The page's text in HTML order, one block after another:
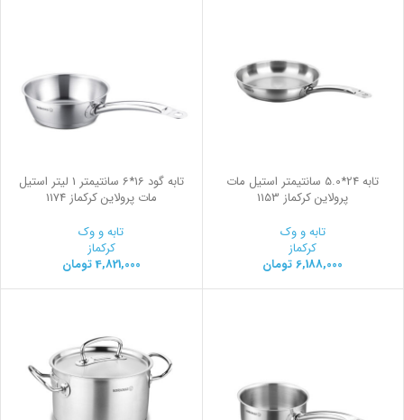
تابه 24*5.0 سانتیمتر استیل مات
پرولاین کرکماز 1153
تابه و وک
کرکماز
6,188,000 تومان
تابه گود 16*6 سانتیمتر 1 لیتر استیل
مات پرولاین کرکماز 1174
تابه و وک
کرکماز
4,821,000 تومان